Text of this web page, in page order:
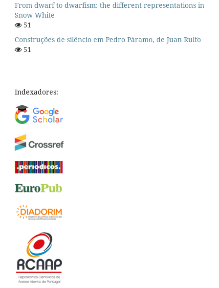
From dwarf to dwarfism: the different representations in
Snow White
51
Construções de silêncio em Pedro Páramo, de Juan Rulfo
51
Indexadores: